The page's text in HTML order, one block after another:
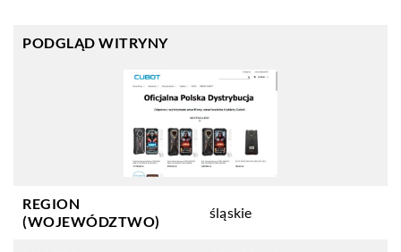
PODGLĄD WITRYNY
REGION
(WOJEWÓDZTWO)
śląskie